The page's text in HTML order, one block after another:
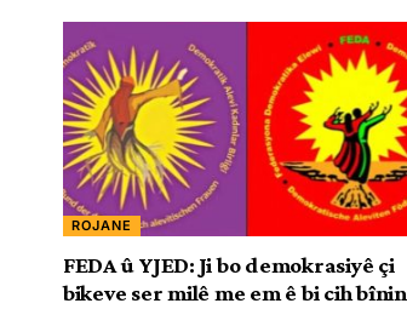
ROJANE
FEDA û YJED: Ji bo demokrasiyê çi
bikeve ser milê me em ê bi cih bînin